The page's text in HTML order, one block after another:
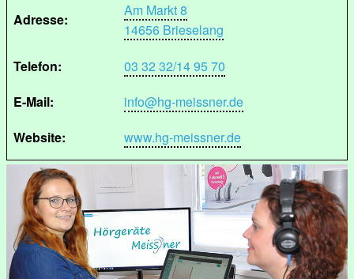
Adresse:
Am Markt 8
14656 Brieselang
Telefon:
03 32 32/14 95 70
E-Mail:
info@hg-meissner.de
Website:
www.hg-meissner.de